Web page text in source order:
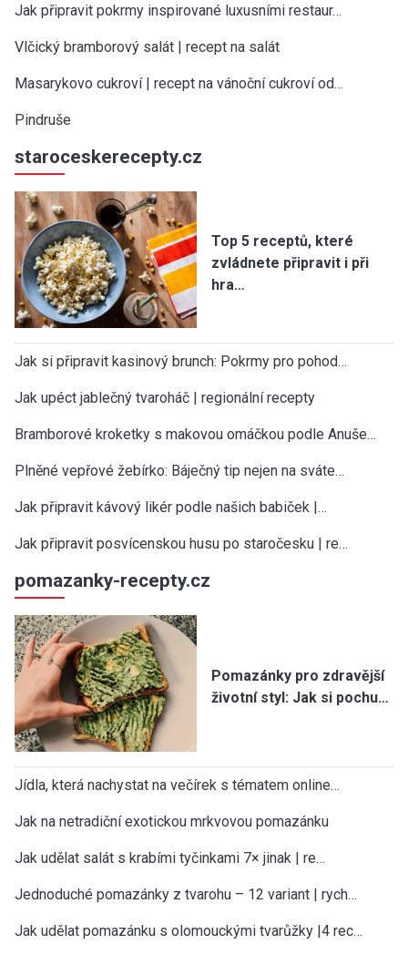
Jak připravit pokrmy inspirované luxusními restaur…
Vlčický bramborový salát | recept na salát
Masarykovo cukroví | recept na vánoční cukroví od…
Pindruše
staroceskerecepty.cz
Top 5 receptů, které
zvládnete připravit i při
hra…
Jak si připravit kasinový brunch: Pokrmy pro pohod…
Jak upéct jablečný tvaroháč | regionální recepty
Bramborové kroketky s makovou omáčkou podle Anuše…
Plněné vepřové žebírko: Báječný tip nejen na sváte…
Jak připravit kávový likér podle našich babiček |…
Jak připravit posvícenskou husu po staročesku | re…
pomazanky-recepty.cz
Pomazánky pro zdravější
životní styl: Jak si pochu…
Jídla, která nachystat na večírek s tématem online…
Jak na netradiční exotickou mrkvovou pomazánku
Jak udělat salát s krabími tyčinkami 7× jinak | re…
Jednoduché pomazánky z tvarohu – 12 variant | rych…
Jak udělat pomazánku s olomouckými tvarůžky |4 rec…